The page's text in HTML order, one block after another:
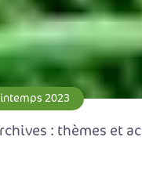
2023
: thèmes et